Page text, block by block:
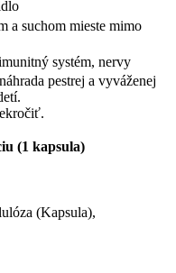
a suchom mieste mimo
systém, nervy
pestrej a vyváženej
(1 kapsula)
(Kapsula),